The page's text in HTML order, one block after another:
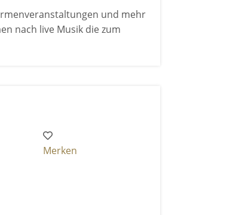
und mehr
nach live Musik die zum
Merken